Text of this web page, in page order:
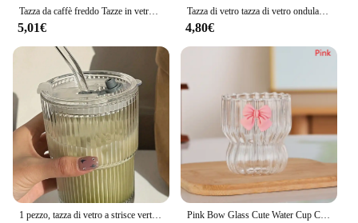
Tazza da caffè freddo Tazze in vetro Dessert Succo Latte Bicchieri Acqua ghiacciata Bicchiere da bere Tazza da caffè Bicchieri da cocktail ה
5,01€
Tazza di vetro tazza di vetro ondulato per uso domestico tazza di caffè tazza di latte bicchieri trasparenti tazza di succo di ghiaccio tazza di tè bicchieri decorazioni per la casa retrò
4,80€
1 pezzo, tazza di vetro a strisce verticali, tazza di caffè freddo, tazza di tazze di succo di latte di tè d'acqua trasparente vintage, bicchieri da vino per cocktail, Pink Bow Glass Cute Water Cup Cartoon Bow Glass Cup Striped Cute Doodle Coffee Mug Household Fruit Tea limonata Girls Gift